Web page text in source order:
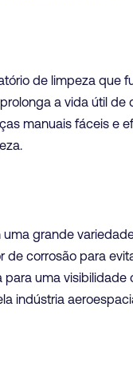
de limpeza que
a vida útil de
manuais fáceis e
grande
de corrosão para
uma visibilidade
indústria